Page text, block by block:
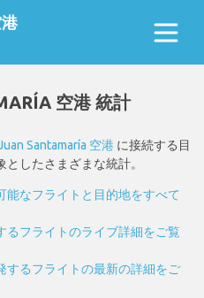
空港 統計
Santamaría 空港 に接続する目
したさまざまな統計。
能なフライトと目的地をすべて
るフライトのライブ詳細をご覧
するフライトの最新の詳細をご